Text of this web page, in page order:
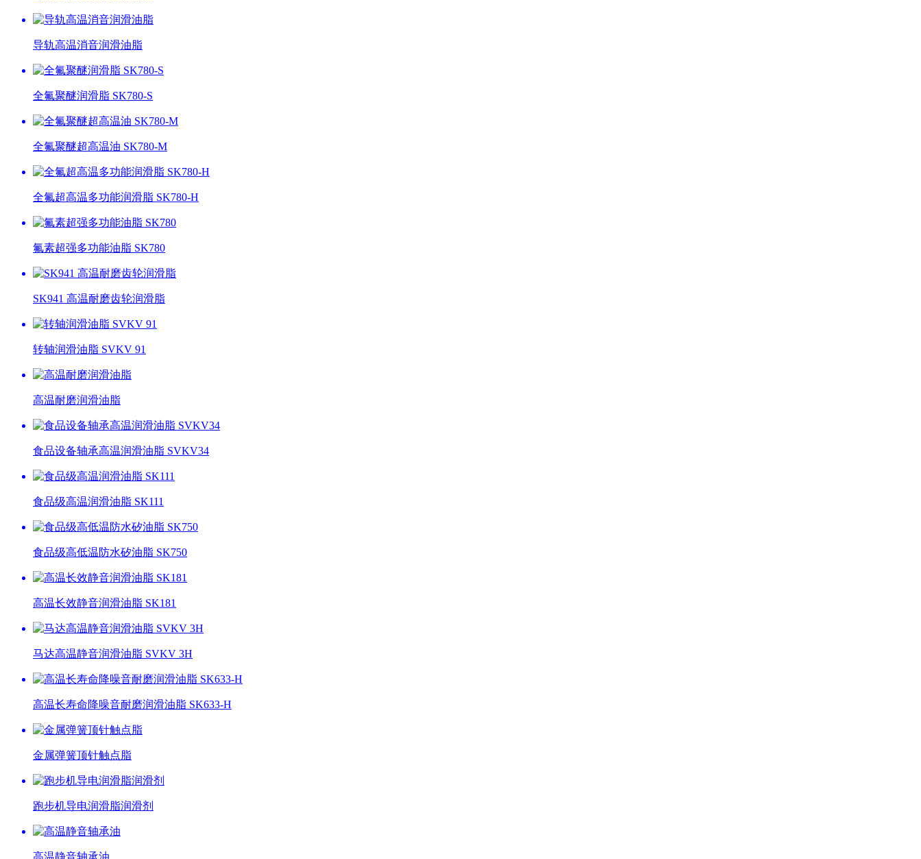
导轨高温消音润滑油脂
全氟聚醚润滑脂 SK780-S
全氟聚醚超高温油 SK780-M
全氟超高温多功能润滑脂 SK780-H
氟素超强多功能油脂 SK780
SK941 高温耐磨齿轮润滑脂
转轴润滑油脂 SVKV 91
高温耐磨润滑油脂
食品设备轴承高温润滑油脂 SVKV34
食品级高温润滑油脂 SK111
食品级高低温防水矽油脂 SK750
高温长效静音润滑油脂 SK181
马达高温静音润滑油脂 SVKV 3H
高温长寿命降噪音耐磨润滑油脂 SK633-H
金属弹簧顶针触点脂
跑步机导电润滑脂润滑剂
高温静音轴承油